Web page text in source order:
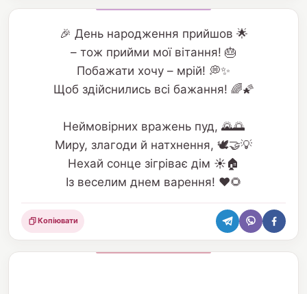
🎉 День народження прийшов 🌟
– тож прийми мої вітання! 🎂
Побажати хочу – мрій! 💭✨
Щоб здійснились всі бажання! 🌈🌠
Неймовірних вражень пуд, 🌄🌅
Миру, злагоди й натхнення, 🕊️🤝💡
Нехай сонце зігріває дім ☀️🏠
Із веселим днем варення! ❤️🌻
Поділитися
Копіювати